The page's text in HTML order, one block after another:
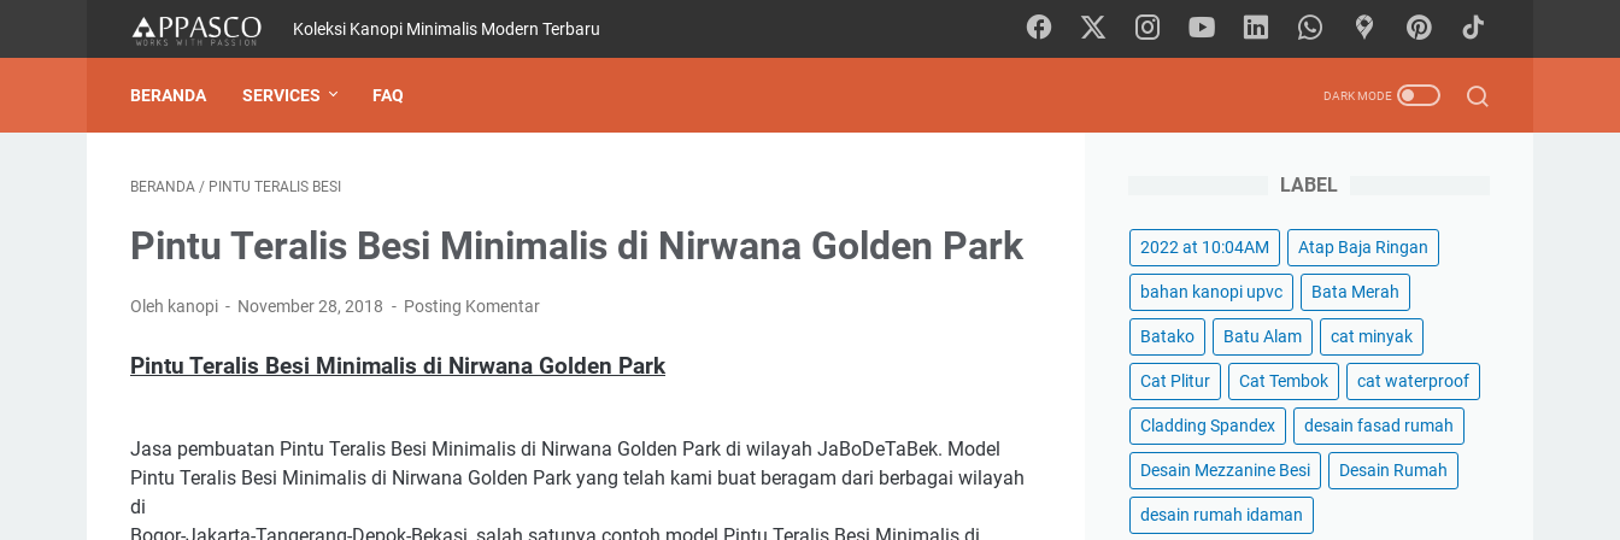
Koleksi Kanopi Minimalis Modern Terbaru
BERANDA SERVICES FAQ
BERANDA / PINTU TERALIS BESI
Pintu Teralis Besi Minimalis di Nirwana Golden Park
Oleh kanopi November 28, 2018 Posting Komentar
Pintu Teralis Besi Minimalis di Nirwana Golden Park
Jasa pembuatan Pintu Teralis Besi Minimalis di Nirwana Golden Park di wilayah JaBoDeTaBek. Model
Pintu Teralis Besi Minimalis di Nirwana Golden Park yang telah kami buat beragam dari berbagai wilayah
di
LABEL
2022 at 10:04AM Atap Baja Ringan
bahan kanopi upvc Bata Merah
Batako Batu Alam cat minyak
Cat Plitur Cat Tembok cat waterproof
Cladding Spandex desain fasad rumah
Desain Mezzanine Besi Desain Rumah
desain rumah idaman